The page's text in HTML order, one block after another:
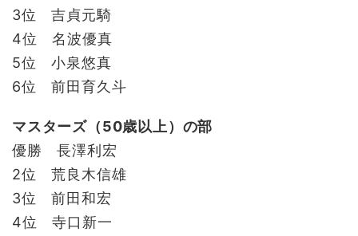
3位 吉貞元騎
4位 名波優真
5位 小泉悠真
6位 前田育久斗
マスターズ（50歳以上）の部
優勝 長澤利宏
2位 荒良木信雄
3位 前田和宏
4位 寺口新一